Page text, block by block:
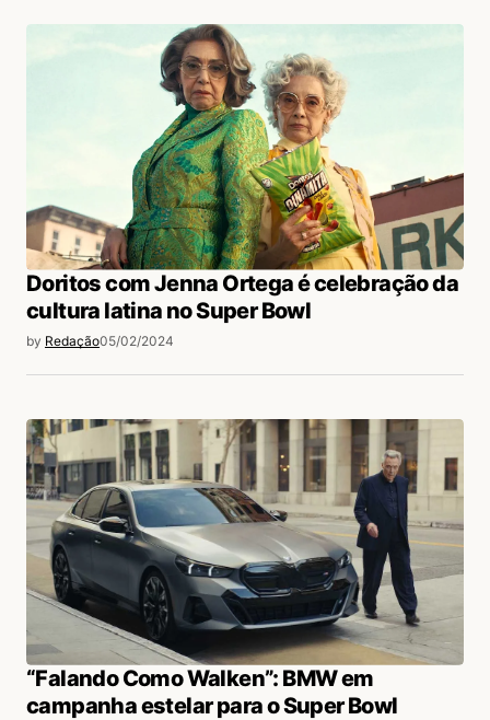
Doritos com Jenna Ortega é celebração da
cultura latina no Super Bowl
by Redação05/02/2024
“Falando Como Walken”: BMW em
campanha estelar para o Super Bowl